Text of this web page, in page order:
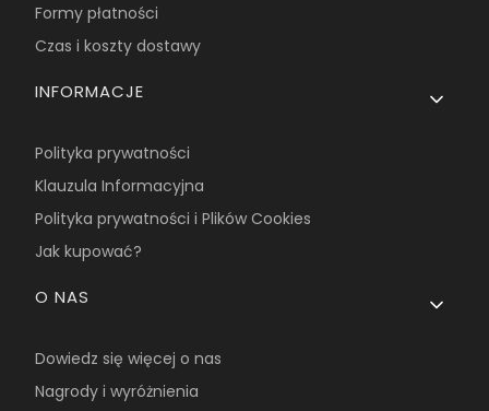
Formy płatności
Czas i koszty dostawy
INFORMACJE
Polityka prywatności
Klauzula Informacyjna
Polityka prywatności i Plików Cookies
Jak kupować?
O NAS
Dowiedz się więcej o nas
Nagrody i wyróżnienia